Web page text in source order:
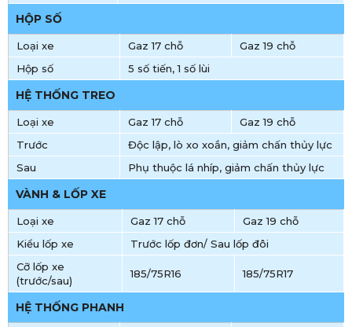
HỘP SỐ
Loại xe Gaz 17 chỗ
Gaz 19 chỗ
Hộp số
5 số tiến, 1 số lùi
HỆ THỐNG TREO
Loại xe Gaz 17 chỗ
Gaz 19 chỗ
Trước
Độc lập, lò xo xoắn, giảm chấn thủy lực
Sau
Phụ thuộc lá nhíp, giảm chấn thủy lực
VÀNH & LỐP XE
Loại xe Gaz 17 chỗ
Gaz 19 chỗ
Kiểu lốp xe
Trước lốp đơn/ Sau lốp đôi
Cỡ lốp xe
(trước/sau)
185/75R16 185/75R17
HỆ THỐNG PHANH